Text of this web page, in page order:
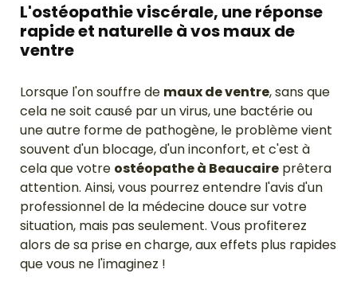
L'ostéopathie viscérale, une réponse
rapide et naturelle à vos maux de
ventre
Lorsque l'on souffre de maux de ventre, sans que
cela ne soit causé par un virus, une bactérie ou
une autre forme de pathogène, le problème vient
souvent d'un blocage, d'un inconfort, et c'est à
cela que votre ostéopathe à Beaucaire prêtera
attention. Ainsi, vous pourrez entendre l'avis d'un
professionnel de la médecine douce sur votre
situation, mais pas seulement. Vous profiterez
alors de sa prise en charge, aux effets plus rapides
que vous ne l'imaginez !